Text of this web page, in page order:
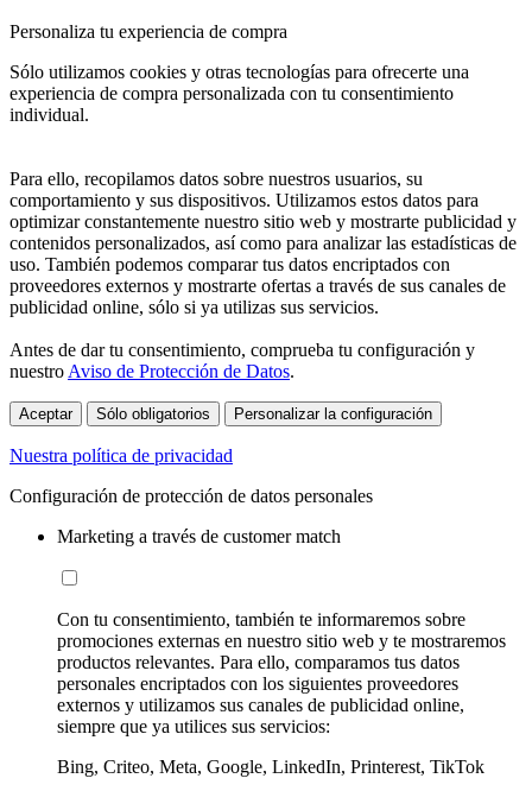
Personaliza tu experiencia de compra
Sólo utilizamos cookies y otras tecnologías para ofrecerte una
experiencia de compra personalizada con tu consentimiento
individual.
Para ello, recopilamos datos sobre nuestros usuarios, su
comportamiento y sus dispositivos. Utilizamos estos datos para
optimizar constantemente nuestro sitio web y mostrarte publicidad y
contenidos personalizados, así como para analizar las estadísticas de
uso. También podemos comparar tus datos encriptados con
proveedores externos y mostrarte ofertas a través de sus canales de
publicidad online, sólo si ya utilizas sus servicios.
Antes de dar tu consentimiento, comprueba tu configuración y
nuestro Aviso de Protección de Datos.
Aceptar Sólo obligatorios Personalizar la configuración
Nuestra política de privacidad
Configuración de protección de datos personales
Marketing a través de customer match
Con tu consentimiento, también te informaremos sobre
promociones externas en nuestro sitio web y te mostraremos
productos relevantes. Para ello, comparamos tus datos
personales encriptados con los siguientes proveedores
externos y utilizamos sus canales de publicidad online,
siempre que ya utilices sus servicios:
Bing, Criteo, Meta, Google, LinkedIn, Printerest, TikTok